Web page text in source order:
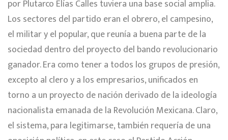
por Plutarco Elías Calles tuviera una base social amplia.
Los sectores del partido eran el obrero, el campesino,
el militar y el popular, que reunía a buena parte de la
sociedad dentro del proyecto del bando revolucionario
ganador. Era como tener a todos los grupos de presión,
excepto al clero y a los empresarios, unificados en
torno a un proyecto de nación derivado de la ideología
nacionalista emanada de la Revolución Mexicana. Claro,
el sistema, para legitimarse, también requería de una